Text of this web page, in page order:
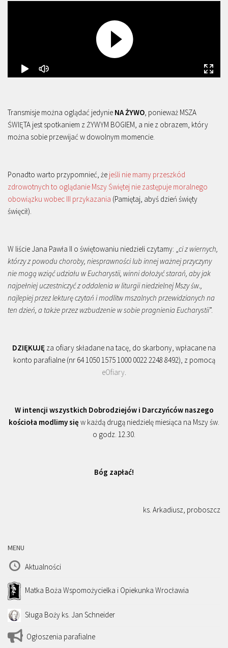
Transmisje można oglądać jedynie NA ŻYWO , ponieważ MSZA
ŚWIĘTA jest spotkaniem z ŻYWYM BOGIEM, a nie z obrazem, który
można sobie przewijać w dowolnym momencie.
Ponadto warto przypomnieć, że jeśli nie mamy przeszkód
zdrowotnych to oglądanie Mszy Świętej nie zastępuje moralnego
obowiązku wobec III przykazania (Pamiętaj, abyś dzień święty
święcił).
W liście Jana Pawła II o świętowaniu niedzieli czytamy: „ ci z wiernych,
którzy z powodu choroby, niesprawności lub innej ważnej przyczyny
nie mogą wziąć udziału w Eucharystii, winni dołożyć starań, aby jak
najpełniej uczestniczyć z oddalenia w liturgii niedzielnej Mszy św.,
najlepiej przez lekturę czytań i modlitw mszalnych przewidzianych na
ten dzień, a także przez wzbudzenie w sobie pragnienia Eucharystii”.
DZIĘKUJĘ za ofiary składane na tacę, do skarbony, wpłacane na
konto parafialne (nr 64 1050 1575 1000 0022 2248 8492), z pomocą
eOfiary
W intencji wszystkich Dobrodziejów i Darczyńców naszego
kościoła modlimy się w każdą drugą niedzielę miesiąca na Mszy św.
o godz. 12.30.
Bóg zapłać!
ks. Arkadiusz, proboszcz
MENU
Aktualności
Matka Boża Wspomożycielka i Opiekunka Wrocławia
Sługa Boży ks. Jan Schneider
Ogłoszenia parafialne